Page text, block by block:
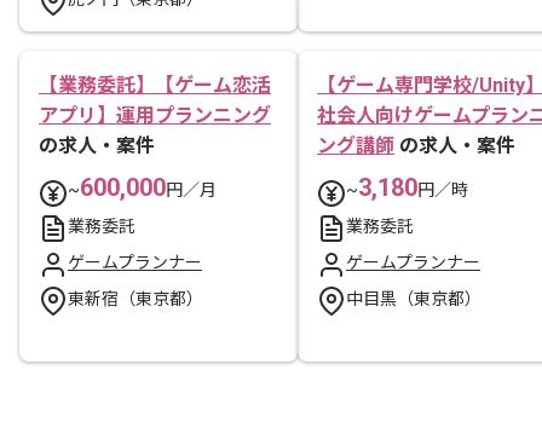
【業務委託】【ゲーム恋活
アプリ】運用プランニング
の求人・案件
~600,000円／月
業務委託
ゲームプランナー
東新宿（東京都）
【ゲーム専門学校/Unity
社会人向けゲームプラン
ング講師 の求人・案件
~3,180円／時
業務委託
ゲームプランナー
中目黒（東京都）